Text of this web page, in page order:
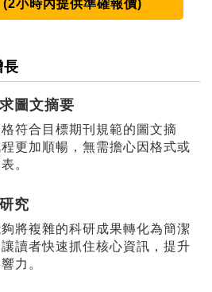
(2小時內提供準確報價)
長
圖文摘要
符合目標期刊規範的圖文摘
更加順暢，無需擔心因格式或
。
究
將複雜的科研成果轉化為簡潔
讀者快速抓住核心資訊，提升
力。